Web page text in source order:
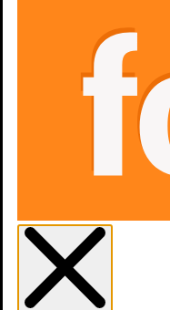
Cel numer jeden: Klucz 1x8
Biały Lotos: Porwania 2x6